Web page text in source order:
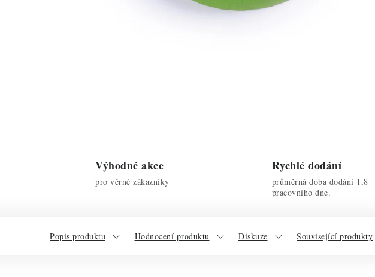
Výhodné akce
pro věrné zákazníky
Rychlé dodání
průměrná doba dodání 1,8
pracovního dne.
Popis produktu Hodnocení produktu Diskuze Související produkty